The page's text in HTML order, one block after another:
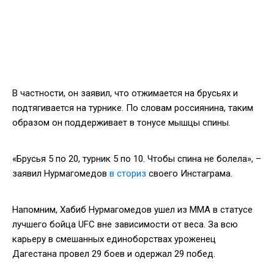
В частности, он заявил, что отжимается на брусьях и
подтягивается на турнике. По словам россиянина, таким
образом он поддерживает в тонусе мышцы спины.
«Брусья 5 по 20, турник 5 по 10. Чтобы спина не болела», –
заявил Нурмагомедов в сториз своего Инстаграма.
Напомним, Хабиб Нурмагомедов ушел из ММА в статусе
лучшего бойца UFC вне зависимости от веса. За всю
карьеру в смешанных единоборствах уроженец
Дагестана провел 29 боев и одержал 29 побед.